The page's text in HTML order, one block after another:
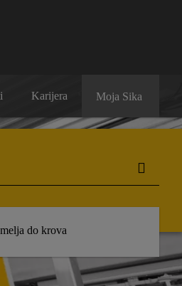
Karijera Moja Sika
do krova